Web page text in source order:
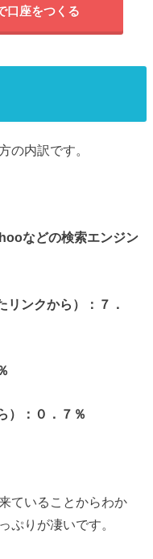
口座をつくる
の内訳です。
などの検索エンジン
ンクから）
：７．
）：０．７％
ていることからわか
ぷりが凄いです。